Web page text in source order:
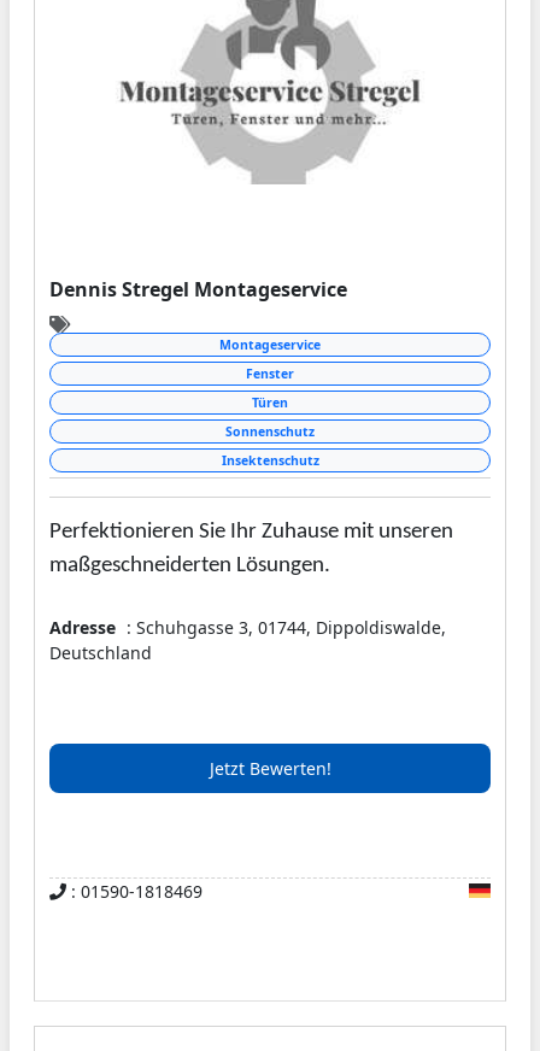
Dennis Stregel Montageservice
Montageservice
Fenster
Türen
Sonnenschutz
Insektenschutz
Perfektionieren Sie Ihr Zuhause mit unseren
maßgeschneiderten Lösungen.
Adresse : Schuhgasse 3, 01744, Dippoldiswalde,
Deutschland
Jetzt Bewerten!
: 01590-1818469